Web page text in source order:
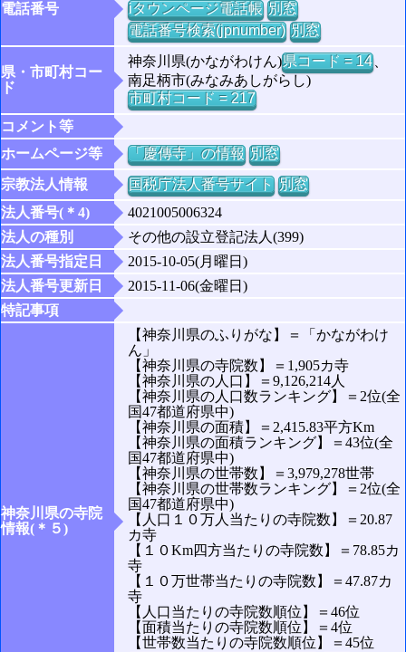
電話番号
iタウンページ電話帳 別窓
電話番号検索(jpnumber) 別窓
県・市町村コー
ド
神奈川県(かながわけん)県コード = 14、
南足柄市(みなみあしがらし)
市町村コード = 217
コメント等
ホームページ等
「慶傳寺」の情報 別窓
宗教法人情報
国税庁法人番号サイト 別窓
法人番号(＊4)
4021005006324
法人の種別
その他の設立登記法人(399)
法人番号指定日
2015-10-05(月曜日)
法人番号更新日
2015-11-06(金曜日)
特記事項
神奈川県の寺院
情報(＊５)
【神奈川県のふりがな】＝「かながわけ
ん」
【神奈川県の寺院数】＝1,905カ寺
【神奈川県の人口】＝9,126,214人
【神奈川県の人口数ランキング】＝2位(全
国47都道府県中)
【神奈川県の面積】＝2,415.83平方Km
【神奈川県の面積ランキング】＝43位(全
国47都道府県中)
【神奈川県の世帯数】＝3,979,278世帯
【神奈川県の世帯数ランキング】＝2位(全
国47都道府県中)
【人口１０万人当たりの寺院数】＝20.87
カ寺
【１０Km四方当たりの寺院数】＝78.85カ
寺
【１０万世帯当たりの寺院数】＝47.87カ
寺
【人口当たりの寺院数順位】＝46位
【面積当たりの寺院数順位】＝4位
【世帯数当たりの寺院数順位】＝45位